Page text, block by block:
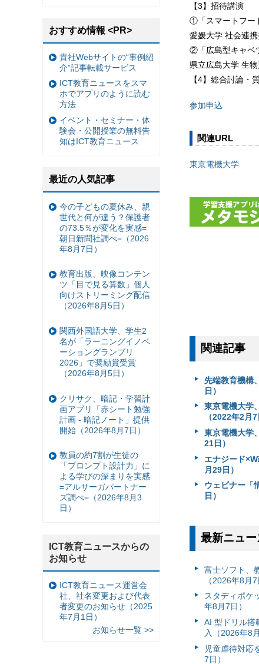
【3】招待講演
①「スマートフー
愛媛大学 社会連
②「広島型キャベ
県立広島大学 生
【4】総合討論・
参加申込
関連URL
東京電機大学
関連記事
先端教育機構
日）
東京電機大学
（2022年2月7
東京電機大学
21日）
エナジード
月29日）
ウェビナー「
日）
最新ニュー
富⼠ソフト、
（2026年8月7
スタディポケ
年8月7日）
AI 型ドリル搭
入（2026年8
児童虐待対応
7日）
おすすめ情報 <PR>
貴社Webサイトの“事例紹
介”記事転載サービス
ICT教育ニュースをスマ
ホでアプリのように読む
方法
イベント・セミナー・体
験会・公開授業の無料告
知はICT教育ニュース
最近の人気記事
今の子どもの夏休み、親
世代と何が違う？保護者
の73.5％が変化を実感=
朝日新聞社調べ=（2026
年8月7日）
教育出版、映像コンテン
ツ「目で見る算数」個人
向けストリーミング配信
（2026年8月5日）
関西外国語大学、学生2
名が「ラーニングイノベ
ーショングランプリ
2026」で奨励賞受賞
（2026年8月5日）
クリサク、暗記・学習計
画アプリ「赤シート勉強
計画 - 暗記ノート」提供
開始（2026年8月7日）
教員の約7割が生徒の
「プロンプト設計力」に
よる学びの深まりを実感
=アルサーガパートナー
ズ調べ=（2026年8月3
日）
ICT教育ニュースからの
お知らせ
ICT教育ニュース運営会
社、社名変更および代表
者変更のお知らせ（2025
年7月1日）
お知らせ一覧 >>